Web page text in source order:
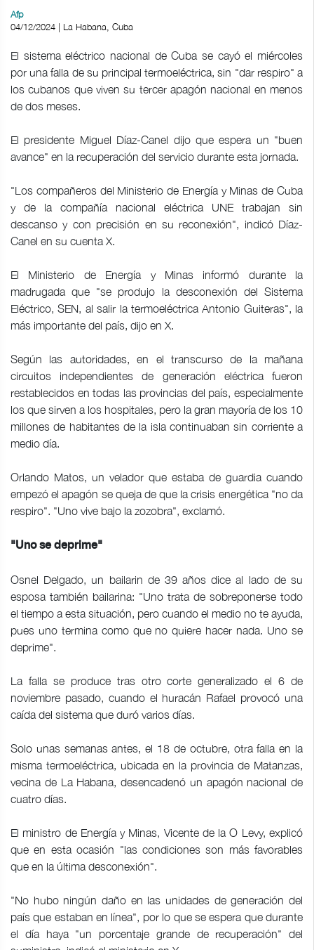
Afp
04/12/2024 | La Habana, Cuba
El sistema eléctrico nacional de Cuba se cayó el miércoles
por una falla de su principal termoeléctrica, sin "dar respiro" a
los cubanos que viven su tercer apagón nacional en menos
de dos meses.
El presidente Miguel Díaz-Canel dijo que espera un "buen
avance" en la recuperación del servicio durante esta jornada.
"Los compañeros del Ministerio de Energía y Minas de Cuba
y de la compañía nacional eléctrica UNE trabajan sin
descanso y con precisión en su reconexión", indicó Díaz-
Canel en su cuenta X.
El Ministerio de Energía y Minas informó durante la
madrugada que "se produjo la desconexión del Sistema
Eléctrico, SEN, al salir la termoeléctrica Antonio Guiteras", la
más importante del país, dijo en X.
Según las autoridades, en el transcurso de la mañana
circuitos independientes de generación eléctrica fueron
restablecidos en todas las provincias del país, especialmente
los que sirven a los hospitales, pero la gran mayoría de los 10
millones de habitantes de la isla continuaban sin corriente a
medio día.
Orlando Matos, un velador que estaba de guardia cuando
empezó el apagón se queja de que la crisis energética "no da
respiro". "Uno vive bajo la zozobra", exclamó.
"Uno se deprime"
Osnel Delgado, un bailarin de 39 años dice al lado de su
esposa también bailarina: "Uno trata de sobreponerse todo
el tiempo a esta situación, pero cuando el medio no te ayuda,
pues uno termina como que no quiere hacer nada. Uno se
deprime".
La falla se produce tras otro corte generalizado el 6 de
noviembre pasado, cuando el huracán Rafael provocó una
caída del sistema que duró varios días.
Solo unas semanas antes, el 18 de octubre, otra falla en la
misma termoeléctrica, ubicada en la provincia de Matanzas,
vecina de La Habana, desencadenó un apagón nacional de
cuatro días.
El ministro de Energía y Minas, Vicente de la O Levy, explicó
que en esta ocasión "las condiciones son más favorables
que en la última desconexión".
"No hubo ningún daño en las unidades de generación del
país que estaban en línea", por lo que se espera que durante
el día haya "un porcentaje grande de recuperación" del